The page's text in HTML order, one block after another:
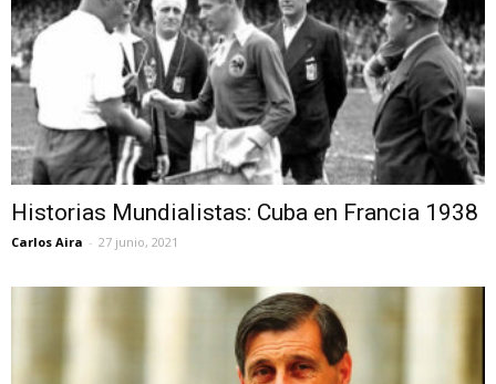
Historias Mundialistas: Cuba en Francia 1938
Carlos Aira - 27 junio, 2021